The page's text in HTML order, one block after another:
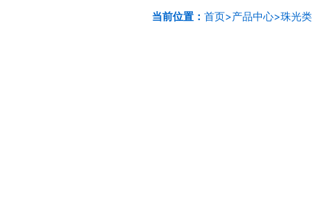
当前位置： 首页>产品中心>珠光类